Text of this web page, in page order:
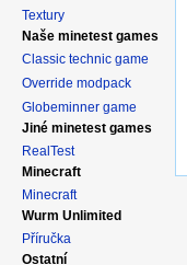
Textury
Naše minetest games
Classic technic game
Override modpack
Globeminner game
Jiné minetest games
RealTest
Minecraft
Minecraft
Wurm Unlimited
Příručka
Ostatní